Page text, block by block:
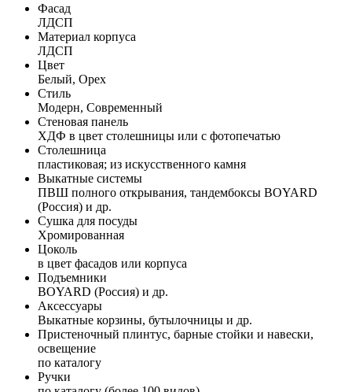
Фасад
ЛДСП
Материал корпуса
ЛДСП
Цвет
Белый, Орех
Стиль
Модерн, Современный
Стеновая панель
ХДФ в цвет столешницы или с фотопечатью
Столешница
пластиковая; из искусственного камня
Выкатные системы
ПВШ полного открывания, тандембоксы BOYARD
(Россия) и др.
Сушка для посуды
Хромированная
Цоколь
в цвет фасадов или корпуса
Подъемники
BOYARD (Россия) и др.
Аксессуары
Выкатные корзины, бутылочницы и др.
Пристеночный плинтус, барные стойки и навески,
освещение
по каталогу
Ручки